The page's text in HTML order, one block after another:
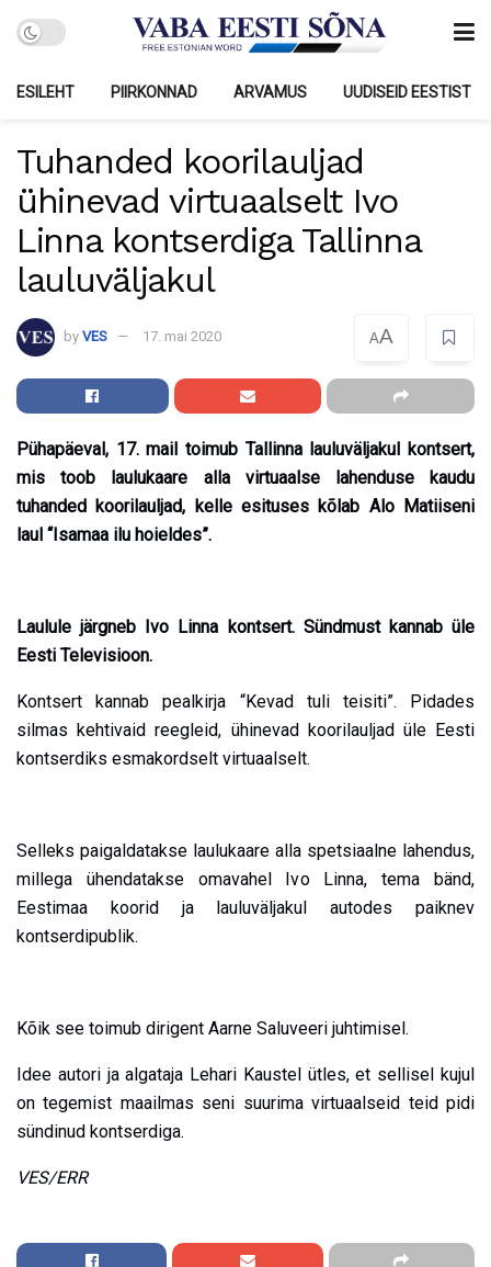
ESILEHT PIIRKONNAD ARVAMUS UUDISEID EESTIST
Tuhanded koorilauljad
ühinevad virtuaalselt Ivo
Linna kontserdiga Tallinna
lauluväljakul
by VES 17. mai 2020 AA
Pühapäeval, 17. mail toimub Tallinna lauluväljakul kontsert,
mis toob laulukaare alla virtuaalse lahenduse kaudu
tuhanded koorilauljad, kelle esituses kõlab Alo Matiiseni
laul “Isamaa ilu hoieldes”.
Laulule järgneb Ivo Linna kontsert. Sündmust kannab üle
Eesti Televisioon.
Kontsert kannab pealkirja “Kevad tuli teisiti”. Pidades
silmas kehtivaid reegleid, ühinevad koorilauljad üle Eesti
kontserdiks esmakordselt virtuaalselt.
Selleks paigaldatakse laulukaare alla spetsiaalne lahendus,
millega ühendatakse omavahel Ivo Linna, tema bänd,
Eestimaa koorid ja lauluväljakul autodes paiknev
kontserdipublik.
Kõik see toimub dirigent Aarne Saluveeri juhtimisel.
Idee autori ja algataja Lehari Kaustel ütles, et sellisel kujul
on tegemist maailmas seni suurima virtuaalseid teid pidi
sündinud kontserdiga.
VES/ERR